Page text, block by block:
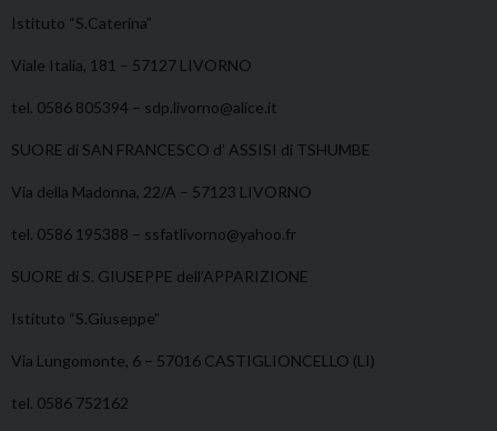
Istituto “S.Caterina”
Viale Italia, 181 – 57127 LIVORNO
tel. 0586 805394 – sdp.livorno@alice.it
SUORE di SAN FRANCESCO d’ ASSISI di TSHUMBE
Via della Madonna, 22/A – 57123 LIVORNO
tel. 0586 195388 – ssfatlivorno@yahoo.fr
SUORE di S. GIUSEPPE dell’APPARIZIONE
Istituto “S.Giuseppe”
Via Lungomonte, 6 – 57016 CASTIGLIONCELLO (LI)
tel. 0586 752162